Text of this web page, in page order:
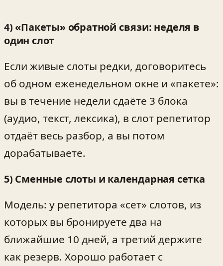
4) «Пакеты» обратной связи: неделя в
один слот
Если живые слоты редки, договоритесь
об одном еженедельном окне и «пакете»:
вы в течение недели сдаёте 3 блока
(аудио, текст, лексика), в слот репетитор
отдаёт весь разбор, а вы потом
дорабатываете.
5) Сменные слоты и календарная сетка
Модель: у репетитора «сет» слотов, из
которых вы бронируете два на
ближайшие 10 дней, а третий держите
как резерв. Хорошо работает с